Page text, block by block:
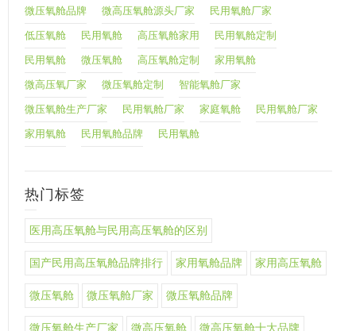
微压氧舱品牌 微高压氧舱源头厂家 民用氧舱厂家
低压氧舱 民用氧舱 高压氧舱家用 民用氧舱定制
民用氧舱 微压氧舱 高压氧舱定制 家用氧舱
微高压氧厂家 微压氧舱定制 智能氧舱厂家
微压氧舱生产厂家 民用氧舱厂家 家庭氧舱 民用氧舱厂家
家用氧舱 民用氧舱品牌 民用氧舱
热门标签
医用高压氧舱与民用高压氧舱的区别
国产民用高压氧舱品牌排行 家用氧舱品牌 家用高压氧舱
微压氧舱 微压氧舱厂家 微压氧舱品牌
微压氧舱生产厂家 微高压氧舱 微高压氧舱十大品牌